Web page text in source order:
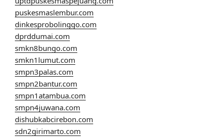
puskesmaslembur.com
dinkesprobolinggo.com
dprddumai.com
smkn8bungo.com
smkn1lumut.com
smpn3palas.com
smpn2bantur.com
smpn1atambua.com
smpn4juwana.com
dishubkabcirebon.com
sdn2girimarto.com